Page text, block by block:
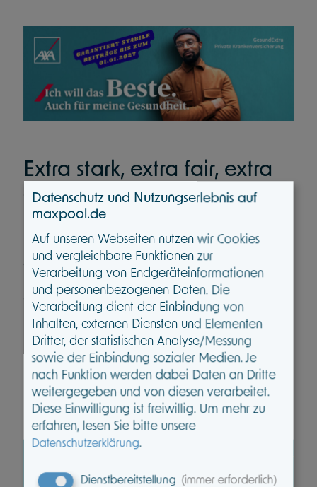
Extra stark, extra fair, extra
flexibel
Mit GesundExtra wird auf starken Schutz
gesetzt, denn gesund sein und bleiben fängt
mit der passenden Absicherung an.
GesundExtra bietet modernste
Behandlungsmethoden und wertvolle
Leistungen in der Vorsorge.
Datenschutz und Nutzungserlebnis auf
maxpool.de
Auf unseren Webseiten nutzen wir Cookies
und vergleichbare Funktionen zur
Verarbeitung von Endgeräteinformationen
und personenbezogenen Daten. Die
Verarbeitung dient der Einbindung von
Inhalten, externen Diensten und Elementen
Dritter, der statistischen Analyse/Messung
sowie der Einbindung sozialer Medien. Je
nach Funktion werden dabei Daten an Dritte
weitergegeben und von diesen verarbeitet.
Diese Einwilligung ist freiwillig. Um mehr zu
erfahren, lesen Sie bitte unsere
Datenschutzerklärung
Dienstbereitstellung (immer erforderlich)